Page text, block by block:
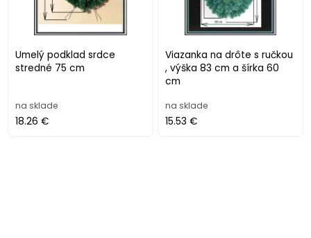
Umelý podklad srdce
stredné 75 cm
na sklade
18.26 €
Viazanka na drôte s ručkou
, výška 83 cm a šírka 60
cm
na sklade
15.53 €